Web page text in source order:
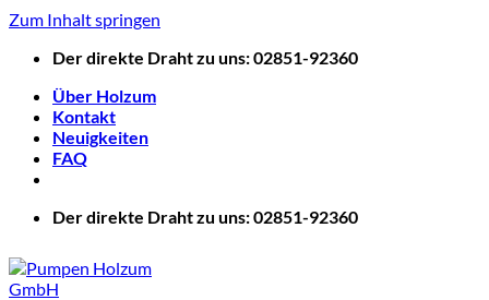
Zum Inhalt springen
Der direkte Draht zu uns: 02851-92360
Über Holzum
Kontakt
Neuigkeiten
FAQ
Der direkte Draht zu uns: 02851-92360